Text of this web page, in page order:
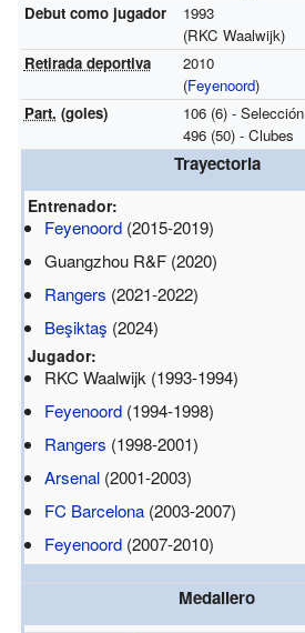
Debut como jugador
1993
(RKC Waalwijk)
Retirada deportiva
2010
(Feyenoord)
Part. (goles)
106 (6) - Selección
496 (50) - Clubes
Trayectoria
Entrenador:
Feyenoord (2015-2019)
Guangzhou R&F (2020)
Rangers (2021-2022)
Beşiktaş (2024)
Jugador:
RKC Waalwijk (1993-1994)
Feyenoord (1994-1998)
Rangers (1998-2001)
Arsenal (2001-2003)
FC Barcelona (2003-2007)
Feyenoord (2007-2010)
Medallero